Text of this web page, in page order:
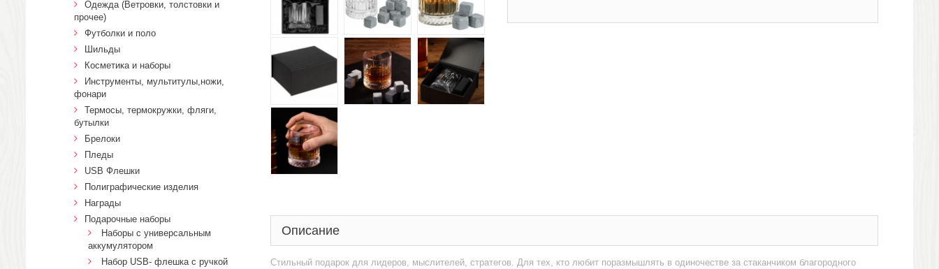
Описание
Стильный подарок для лидеров, мыслителей, стратегов. Для тех, кто любит поразмышлять в одиночестве за стаканчиком благородного
Одежда (Ветровки, толстовки и
прочее)
Футболки и поло
Шильды
Косметика и наборы
Инструменты, мультитулы,ножи,
фонари
Термосы, термокружки, фляги,
бутылки
Брелоки
Пледы
USB Флешки
Полиграфические изделия
Награды
Подарочные наборы
Наборы с универсальным
аккумулятором
Набор USB- флешка с ручкой